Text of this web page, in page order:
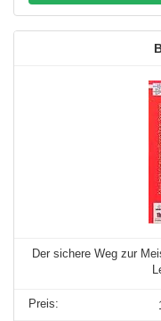
Der sichere Weg zur